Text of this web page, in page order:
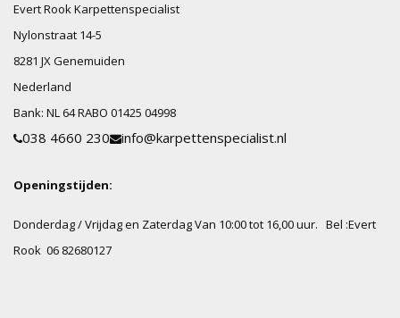
Evert Rook Karpettenspecialist
Nylonstraat 14-5
8281 JXGenemuiden
Nederland
Bank: NL 64 RABO 01425 04998
038 4660 230 info@karpettenspecialist.nl
Openingstijden:
Donderdag / Vrijdag en Zaterdag Van 10:00 tot 16,00 uur. Bel :Evert
Rook 06 82680127